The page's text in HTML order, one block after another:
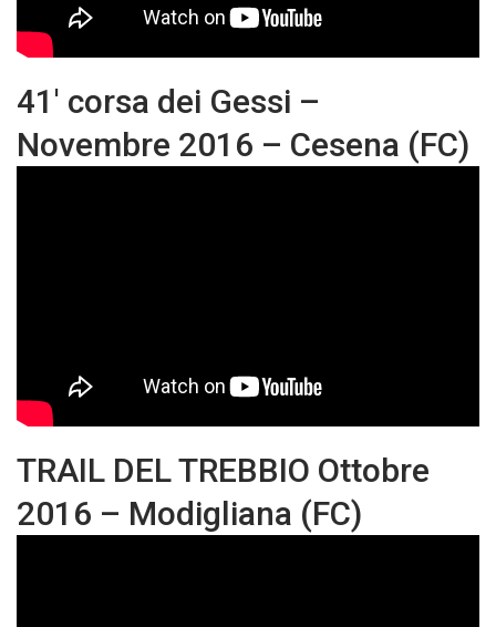
41′ corsa dei Gessi –
Novembre 2016 – Cesena (FC)
TRAIL DEL TREBBIO Ottobre
2016 – Modigliana (FC)